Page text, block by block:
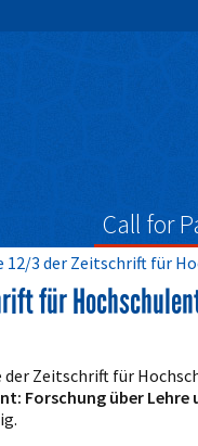
Call for
12/3 der Zeitschrift für
für
der Zeitschrift für
Forschung über